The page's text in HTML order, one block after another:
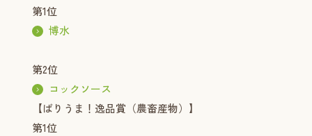
第1位
博水
第2位
コックソース
【ばりうま！逸品賞（農畜産物）】
第1位